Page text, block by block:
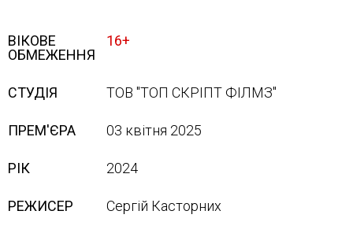
ВІКОВЕ
ОБМЕЖЕННЯ
16+
СТУДІЯ ТОВ "ТОП СКРІПТ ФІЛМЗ"
ПРЕМ'ЄРА 03 квітня 2025
РІК 2024
РЕЖИСЕР Сергій Касторних